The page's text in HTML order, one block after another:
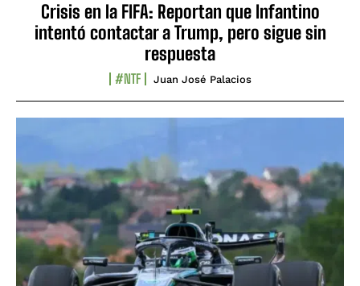
Crisis en la FIFA: Reportan que Infantino
intentó contactar a Trump, pero sigue sin
respuesta
#NTF Juan José Palacios